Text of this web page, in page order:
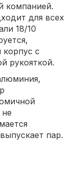
компанией.
для всех
18/10
с
рукояткой.
пар.